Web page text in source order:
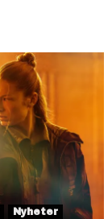
Nyheter